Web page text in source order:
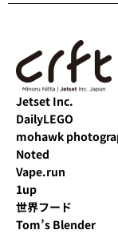
Jetset Inc.
DailyLEGO
mohawk
Noted
Vape.run
1up
世界フード
Tom’s Blender